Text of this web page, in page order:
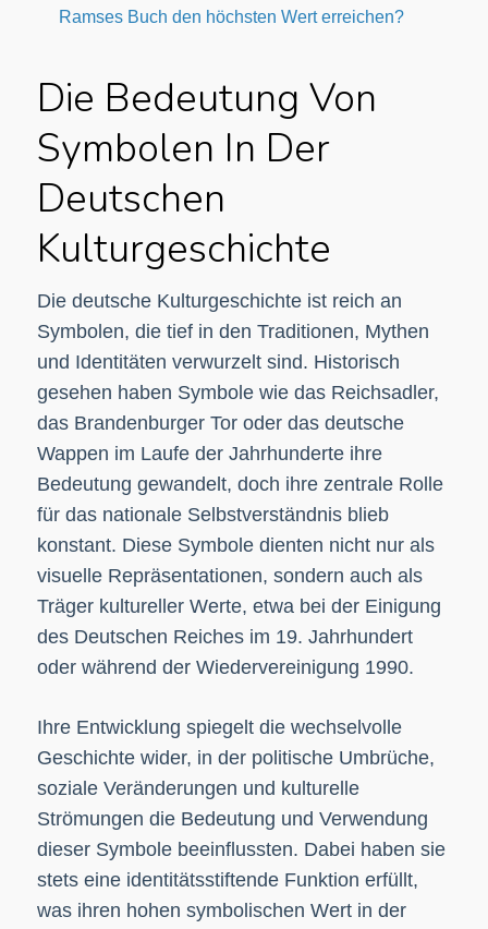
Ramses Buch den höchsten Wert erreichen?
Die Bedeutung Von
Symbolen In Der
Deutschen
Kulturgeschichte
Die deutsche Kulturgeschichte ist reich an
Symbolen, die tief in den Traditionen, Mythen
und Identitäten verwurzelt sind. Historisch
gesehen haben Symbole wie das Reichsadler,
das Brandenburger Tor oder das deutsche
Wappen im Laufe der Jahrhunderte ihre
Bedeutung gewandelt, doch ihre zentrale Rolle
für das nationale Selbstverständnis blieb
konstant. Diese Symbole dienten nicht nur als
visuelle Repräsentationen, sondern auch als
Träger kultureller Werte, etwa bei der Einigung
des Deutschen Reiches im 19. Jahrhundert
oder während der Wiedervereinigung 1990.
Ihre Entwicklung spiegelt die wechselvolle
Geschichte wider, in der politische Umbrüche,
soziale Veränderungen und kulturelle
Strömungen die Bedeutung und Verwendung
dieser Symbole beeinflussten. Dabei haben sie
stets eine identitätsstiftende Funktion erfüllt,
was ihren hohen symbolischen Wert in der